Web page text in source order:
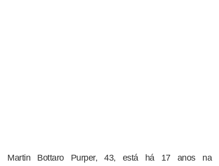
Martin Bottaro Purper, 43, está há 17 anos na